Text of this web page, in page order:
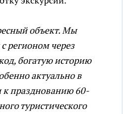
объект. Мы
регионом через
богатую историю
актуально в
к празднованию 60-
туристического